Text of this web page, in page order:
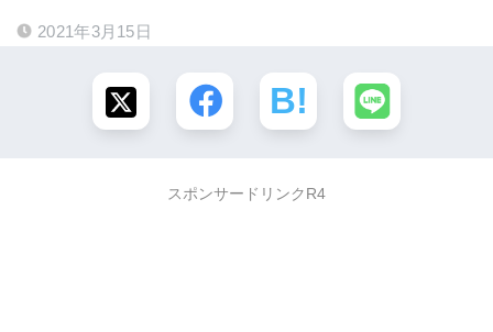
2021年3月15日
スポンサードリンクR4